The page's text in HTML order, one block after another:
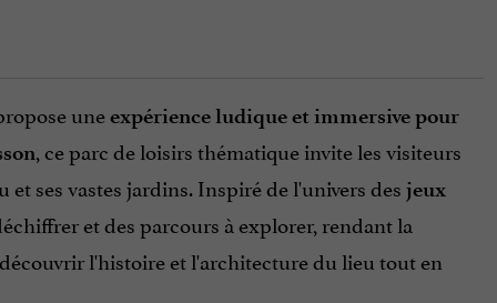
uneexpérience ludique et immersive pour
, ce parc de loisirs thématique invite les visiteurs
et ses vastes jardins. Inspiré de l'univers des jeux
et des parcours à explorer, rendant la
l'histoire et l'architecture du lieu tout en